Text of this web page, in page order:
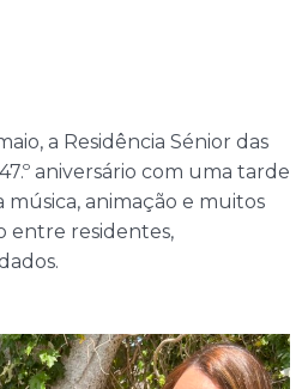
a Residência Sénior das
aniversário com uma tarde
música, animação e muitos
entre residentes,